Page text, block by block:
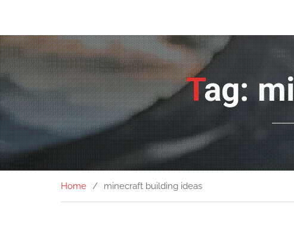
Tag:
Home minecraft building ideas